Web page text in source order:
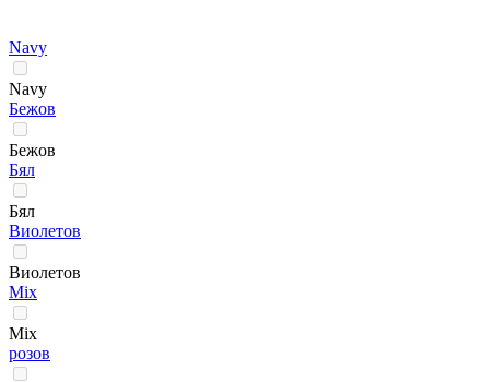
Navy
Navy
Бежов
Бежов
Бял
Бял
Виолетов
Виолетов
Мix
Мix
розов